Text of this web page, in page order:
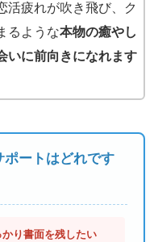
活疲れが吹き飛び、ク
るような本物の癒やし
いに前向きになれます
ートはどれです
り書面を残したい